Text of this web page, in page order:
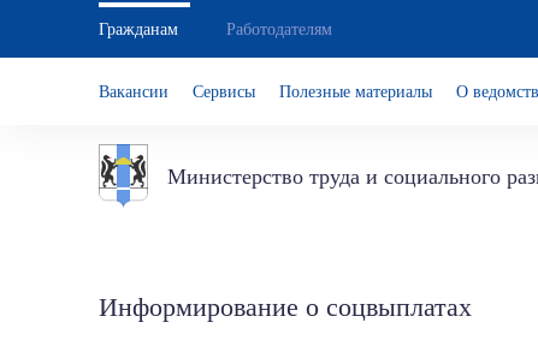
Гражданам Работодателям
Вакансии Сервисы Полезные материалы О
Министерство труда и социального
Информирование о соцвыплатах